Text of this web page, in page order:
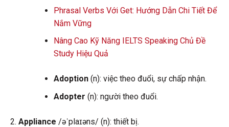
Phrasal Verbs Với Get: Hướng Dẫn Chi Tiết Để
Nắm Vững
Nâng Cao Kỹ Năng IELTS Speaking Chủ Đề
Study Hiệu Quả
Adoption(n): việc theo đuổi, sự chấp nhận.
Adopter (n): người theo đuổi.
Appliance /əˈplaɪəns/ (n): thiết bị.